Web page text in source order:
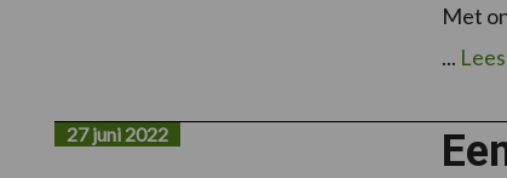
Met
... Lees
27 juni 2022